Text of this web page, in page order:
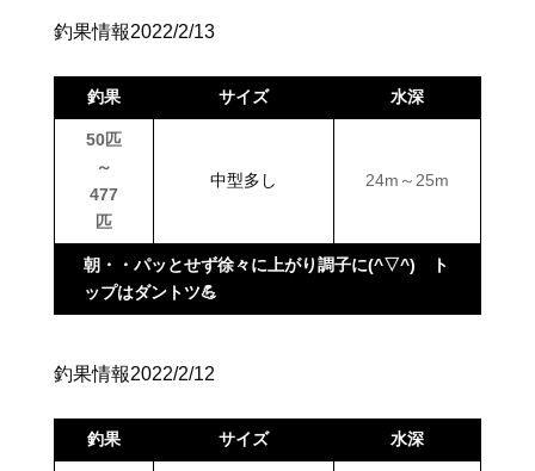
釣果情報2022/2/13
釣果 サイズ 水深
50匹
～
477
匹
中型多し 24m～25m
朝・・パッとせず徐々に上がり調子に(^▽^) ト
ップはダントツ💪
釣果情報2022/2/12
釣果 サイズ 水深